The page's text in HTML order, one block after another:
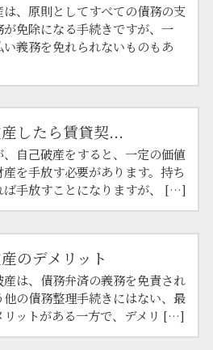
は、原則としてすべての債務の支
が免除になる手続きですが、一
義務を免れられないものもあ
したら賃貸契...
、自己破産をすると、一定の価値
産を手放す必要があります。持ち
ば手放すことになりますが、 […]
のデメリット
は、債務弁済の義務を免責され
他の債務整理手続きにはない、最
リットがある一方で、デメリ […]